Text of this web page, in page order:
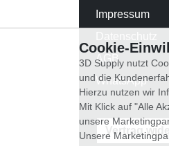
Impressum
AGB
WhatsApp
Vertrag
Cookie-
3D Supply nutzt
und die
Hierzu nutzen wir
Mit Klick auf "Alle
unsere
Unsere